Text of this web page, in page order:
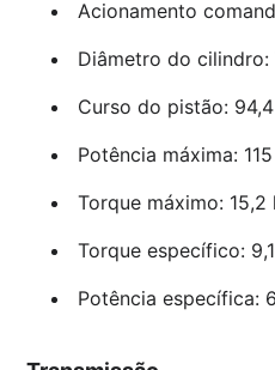
Acionamento
Diâmetro do cilindro:
Curso do pistão:
Potência máxima:
Torque máximo:
Torque específico:
Potência específica: